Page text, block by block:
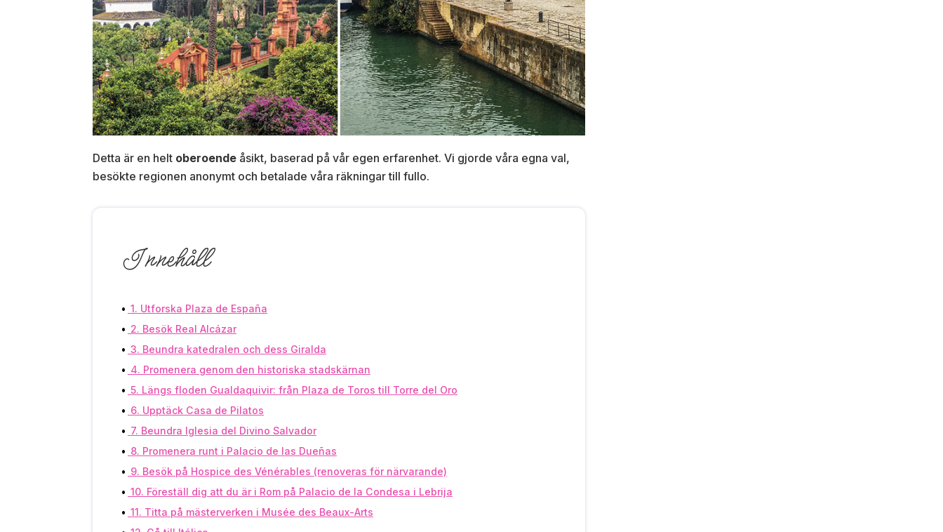
Detta är en helt oberoende åsikt, baserad på vår egen erfarenhet. Vi gjorde våra egna val,
besökte regionen anonymt och betalade våra räkningar till fullo.
Innehåll
1. Utforska Plaza de España
2. Besök Real Alcázar
3. Beundra katedralen och dess Giralda
4. Promenera genom den historiska stadskärnan
5. Längs floden Gualdaquivir: från Plaza de Toros till Torre del Oro
6. Upptäck Casa de Pilatos
7. Beundra Iglesia del Divino Salvador
8. Promenera runt i Palacio de las Dueñas
9. Besök på Hospice des Vénérables (renoveras för närvarande)
10. Föreställ dig att du är i Rom på Palacio de la Condesa i Lebrija
11. Titta på mästerverken i Musée des Beaux-Arts